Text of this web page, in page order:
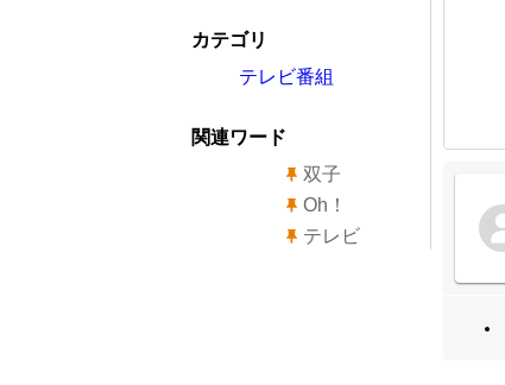
カテゴリ
テレビ番組
関連ワード
双子
Oh！
テレビ